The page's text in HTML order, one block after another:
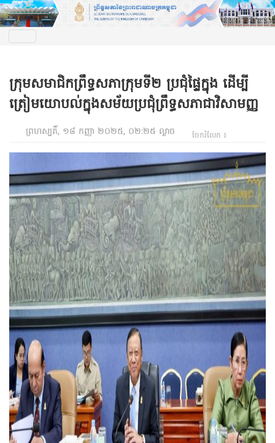
ក្រុមសមាជិកព្រឹទ្ធសភាក្រុមទី២ ប្រជុំផ្ទៃក្នុង ដើម្បី
ត្រៀមយោបល់ក្នុងសម័យប្រជុំព្រឹទ្ធសភាជាវិសាមញ្ញ
ព្រហស្បតិ៍, ១៨ កញ្ញា ២០២៥, ០២:២៥ ល្ងាច ចែករំលែក ៖